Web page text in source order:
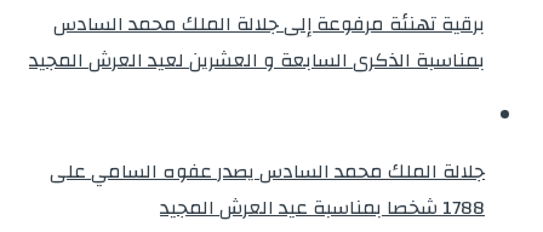
برقية تهنئة مرفوعة إلى جلالة الملك محمد السادس
بمناسبة الذكرى السابعة و العشرين لعيد العرش المجيد
جلالة الملك محمد السادس يصدر عفوه السامي على
1788 شخصا بمناسبة عيد العرش المجيد